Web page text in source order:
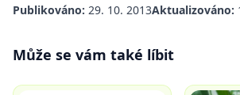
Publikováno: 29. 10. 2013Aktualizováno:
Může se vám také líbit